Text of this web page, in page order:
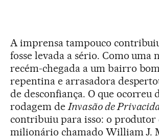
A imprensa tampouco
fosse levada a sério. Como uma
recém-chegada a um bairro
repentina e arrasadora
de desconfiança. O que ocorreu
rodagem deInvasão de
contribuiu para isso: o
milionário chamado William J.